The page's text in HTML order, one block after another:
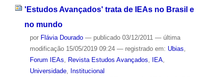
'Estudos Avançados' trata de IEAs no Brasil e
no mundo
por Flávia Dourado — publicado03/12/2011 — última
modificação15/05/2019 09:24 — registrado em: Ubias
Forum IEAs
Revista Estudos Avançados IEA,
Universidade, Institucional